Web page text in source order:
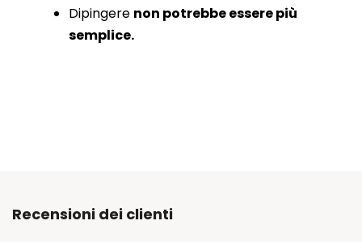
Dipingere non potrebbe essere più
semplice.
Recensioni dei clienti